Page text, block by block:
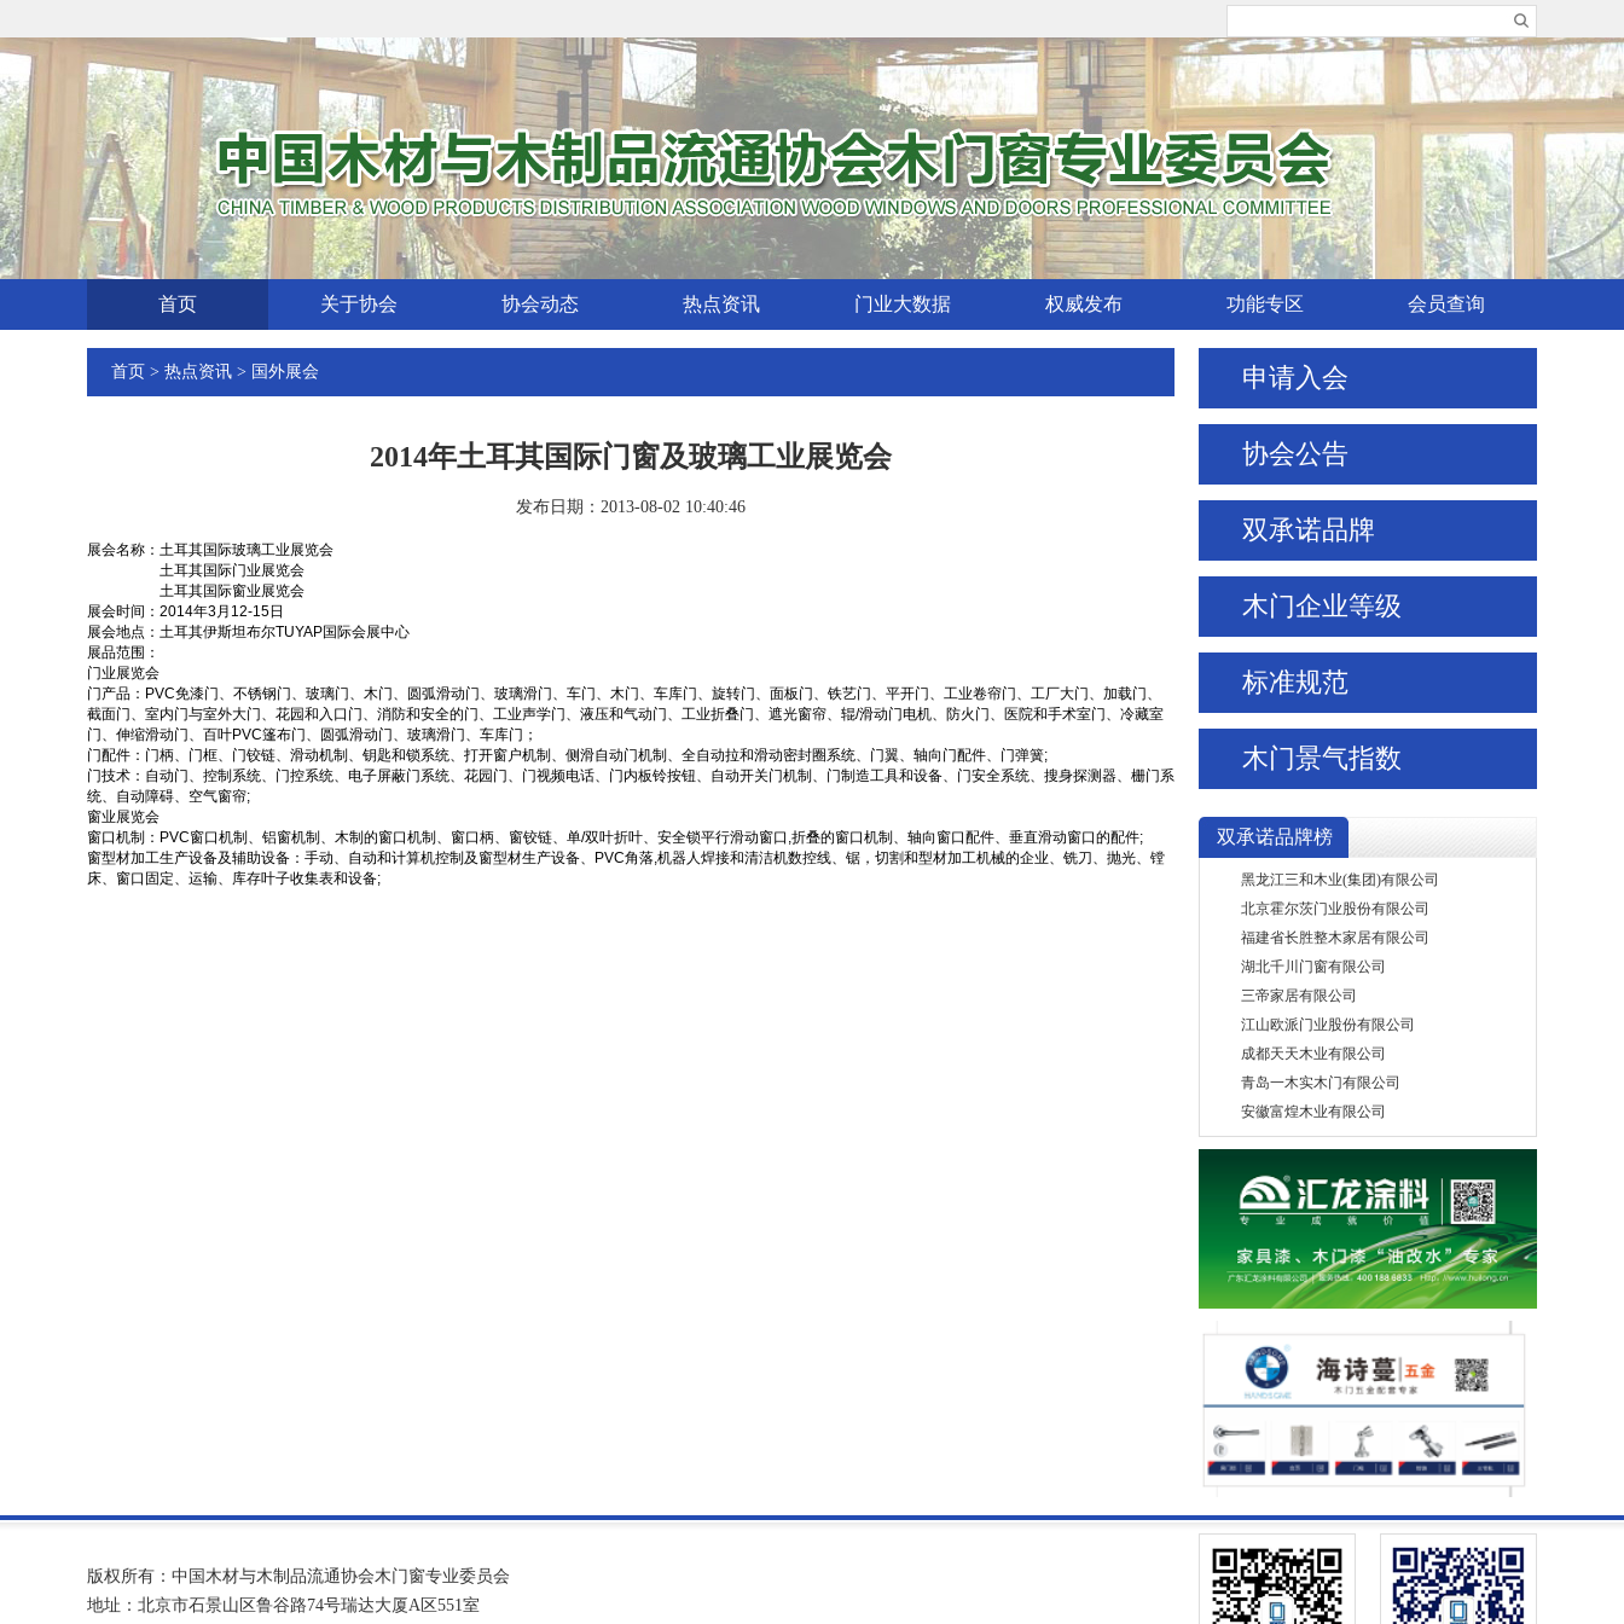
首页 关于协会 协会动态 热点资讯 门业大数据 权威发布 功能专区 会员查询
首页 > 热点资讯 > 国外展会
2014年土耳其国际门窗及玻璃工业展览会
发布日期：2013-08-02 10:40:46
展会名称：土耳其国际玻璃工业展览会
土耳其国际门业展览会
土耳其国际窗业展览会
展会时间：2014年3月12-15日
展会地点：土耳其伊斯坦布尔TUYAP国际会展中心
展品范围：
门业展览会
门产品：PVC免漆门、不锈钢门、玻璃门、木门、圆弧滑动门、玻璃滑门、车门、木门、车库门、旋转门、面板门、铁艺门、平开门、工业卷帘门、工厂大门、加载门、
截面门、室内门与室外大门、花园和入口门、消防和安全的门、工业声学门、液压和气动门、工业折叠门、遮光窗帘、辊/滑动门电机、防火门、医院和手术室门、冷藏室
门、伸缩滑动门、百叶PVC篷布门、圆弧滑动门、玻璃滑门、车库门；
门配件：门柄、门框、门铰链、滑动机制、钥匙和锁系统、打开窗户机制、侧滑自动门机制、全自动拉和滑动密封圈系统、门翼、轴向门配件、门弹簧;
门技术：自动门、控制系统、门控系统、电子屏蔽门系统、花园门、门视频电话、门内板铃按钮、自动开关门机制、门制造工具和设备、门安全系统、搜身探测器、栅门系
统、自动障碍、空气窗帘;
窗业展览会
窗口机制：PVC窗口机制、铝窗机制、木制的窗口机制、窗口柄、窗铰链、单/双叶折叶、安全锁平行滑动窗口,折叠的窗口机制、轴向窗口配件、垂直滑动窗口的配件;
窗型材加工生产设备及辅助设备：手动、自动和计算机控制及窗型材生产设备、PVC角落,机器人焊接和清洁机数控线、锯，切割和型材加工机械的企业、铣刀、抛光、镗
床、窗口固定、运输、库存叶子收集表和设备;
申请入会
协会公告
双承诺品牌
木门企业等级
标准规范
木门景气指数
双承诺品牌榜
广东润成创展木业有限公司
山东万家园木业有限公司
重庆星星套装门(集团)有限责任公司
浙江金迪门业有限公司
山东鑫迪家居装饰有限公司
山西孟氏实业有限公司
黑龙江三和木业(集团)有限公司
北京霍尔茨门业股份有限公司
福建省长胜整木家居有限公司
湖北千川门窗有限公司
三帝家居有限公司
江山欧派门业股份有限公司
成都天天木业有限公司
青岛一木实木门有限公司
安徽富煌木业有限公司
青岛彬城木业有限公司
山西泰亨科技有限公司
山东艺格实业有限公司
山东洪涛艺创科技股份有限公司
湖北永和安门业有限公司
秦皇岛和玺木业有限公司
湖北柯尚木业有限公司
肇庆市现代筑美家居有限公司
北京伯艺创展木业有限公司
苏州市固友木业有限公司
四川峨眉山龙马木业有限公司
东莞宏利木品厂有限公司
德华兔宝宝装饰新材股份有限公司
山东德泰木业有限公司
版权所有：中国木材与木制品流通协会木门窗专业委员会
地址：北京市石景山区鲁谷路74号瑞达大厦A区551室